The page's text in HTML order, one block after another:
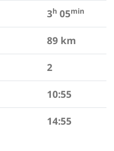
3h 05min
89 km
2
10:55
14:55